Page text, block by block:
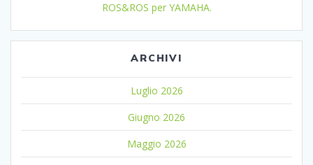
ROS&ROS per YAMAHA.
ARCHIVI
Luglio 2026
Giugno 2026
Maggio 2026